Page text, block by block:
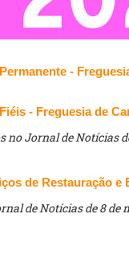
-
- Freguesia de
Jornal de Notícias
de Restauração
de Notícias de 8 de